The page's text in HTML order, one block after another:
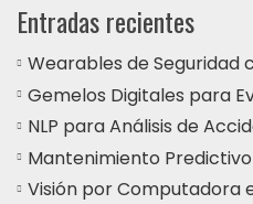
Entradas recientes
Wearables de Seguridad
Gemelos Digitales para
NLP para Análisis de
Mantenimiento
Visión por Computadora